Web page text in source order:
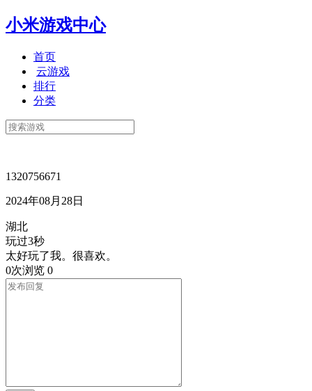
小米游戏中心
首页
云游戏
排行
分类
1320756671
2024年08月28日
湖北
玩过3秒
太好玩了我。很喜欢。
0次浏览 0